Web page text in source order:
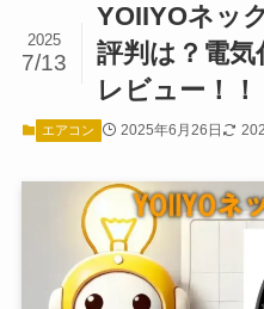
YOIIYOネッ
評判は？電
レビュー！！
2025
7/13
エアコン 2025年6月26日